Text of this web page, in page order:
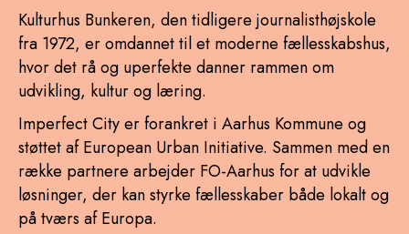
Kulturhus Bunkeren, den tidligere journalisthøjskole
fra 1972, er omdannet til et moderne fællesskabshus,
hvor det rå og uperfekte danner rammen om
udvikling, kultur og læring.
Imperfect City er forankret i Aarhus Kommune og
støttet af European Urban Initiative. Sammen med en
række partnere arbejder FO-Aarhus for at udvikle
løsninger, der kan styrke fællesskaber både lokalt og
på tværs af Europa.